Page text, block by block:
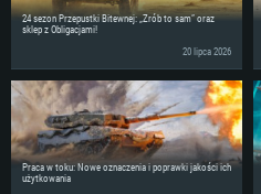
24 sezon Przepustki Bitewnej: „Zrób to sam” oraz
sklep z Obligacjami!
20 lipca 2026
Praca w toku: Nowe oznaczenia i poprawki jakości ich
użytkowania